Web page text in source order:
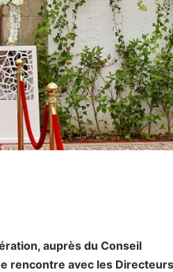
auprès du Conseil
rencontre avec les Directeurs